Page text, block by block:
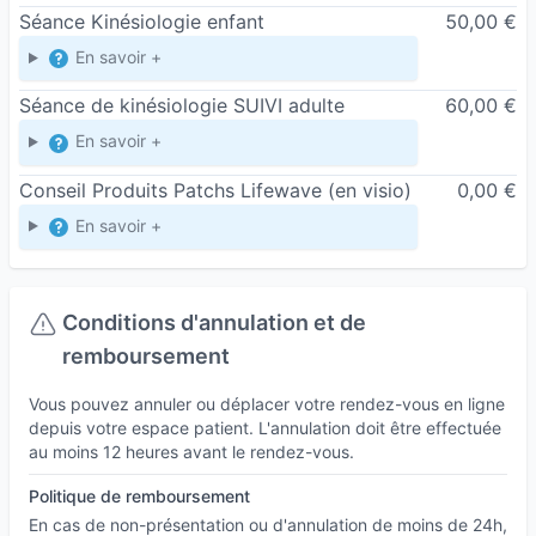
Tour d'horizon des thématiques que l'on peut
traiter en kinésiologie :
Troubles du sommeil, problématiques
relationnelles, difficultés scolaires, problèmes de
compréhension, dépasser un deuil, troubles de
l'apprentissage, gestion des émotions, accepter
le changement, troubles de la concentration,
oser donner son avis, préparer un changement
d'emploi / d'habitation / de situation familiale,
décider de grandir et d’être responsable,
énurésie, trouver sa place dans sa vie/ sa famille
/ son entreprise / la société...
Les séances de kinésiologie sont idéales pour
Séance Kinésiologie enfant
En savoir +
50,00 €
Séance de kinésiologie SUIVI adulte
En savoir +
60,00 €
Conseil Produits Patchs Lifewave (en visio)
En savoir +
0,00 €
Conditions d'annulation et de
remboursement
Vous pouvez annuler ou déplacer votre rendez-vous en ligne
depuis votre espace patient. L'annulation doit être effectuée
au moins 12 heures avant le rendez-vous.
Politique de remboursement
En cas de non-présentation ou d'annulation de moins de 24h,